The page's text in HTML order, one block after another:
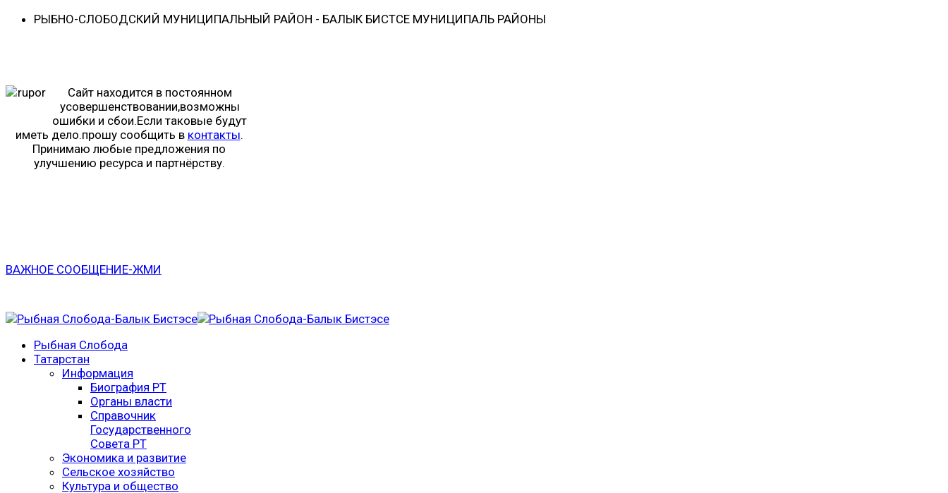
РЫБНО-CЛОБОДСКИЙ МУНИЦИПАЛЬНЫЙ РАЙОН - БАЛЫК БИСТӘСЕ МУНИЦИПАЛЬ РАЙОНЫ
Сайт находится в постоянном
усовершенствовании,возможны
ошибки и сбои.Если таковые будут
иметь дело.прошу сообщить в контакты.
Принимаю любые предложения по
улучшению ресурса и партнёрству.
ВАЖНОЕ СООБЩЕНИЕ-ЖМИ
Рыбная Слобода
Татарстан
Информация
Биография РТ
Органы власти
Справочник
Государственного
Совета РТ
Экономика и развитие
Сельское хозяйство
Культура и общество